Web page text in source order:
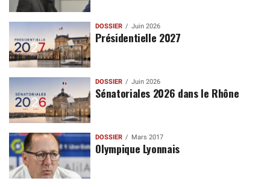
DOSSIER Juin 2026
Présidentielle 2027
DOSSIER Juin 2026
Sénatoriales 2026 dans le Rhône
DOSSIER Mars 2017
Olympique Lyonnais